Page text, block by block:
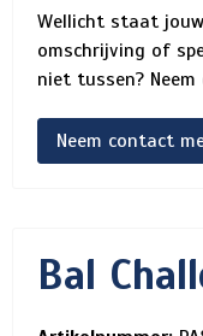
Wellicht staat
omschrijving of
niet tussen?
Neem contact
Bal